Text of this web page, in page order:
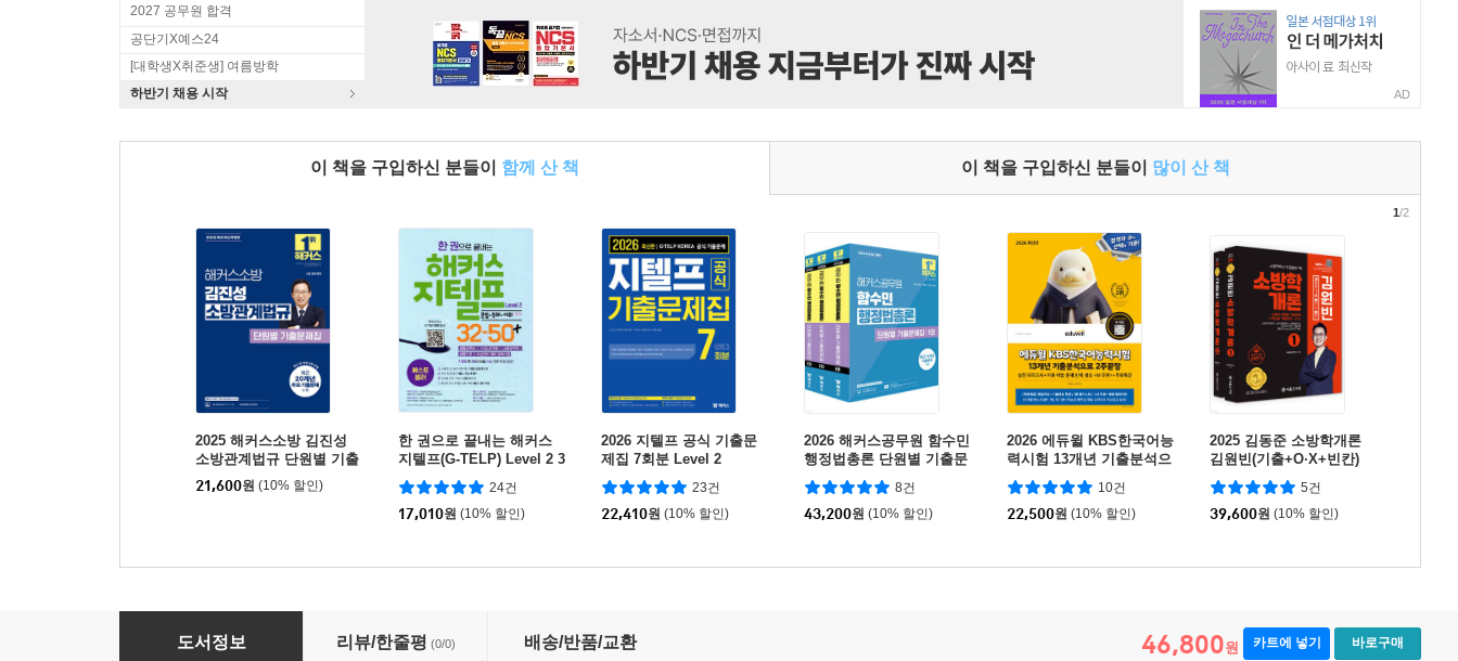
2027 공무원 합격
공단기X예스24
[대학생X취준생] 여름방학
하반기 채용 시작
AD
이 책을 구입하신 분들이 함께 산 책 이 책을 구입하신 분들이 많이 산 책
2025 해커스소방 김진성
소방관계법규 단원별 기출
문제집
21,600원 (10% 할인)
한 권으로 끝내는 해커스
지텔프(G-TELP) Level 2 3
2-50+ [문법+독해+어휘]
(레벨 2)
24건
17,010원 (10% 할인)
2026 지텔프 공식 기출문
제집 7회분 Level 2
23건
22,410원 (10% 할인)
2026 해커스공무원 함수민
행정법총론 단원별 기출문
제집
8건
43,200원 (10% 할인)
2026 에듀윌 KBS한국어능
력시험 13개년 기출분석으
로 2주끝장
10건
22,500원 (10% 할인)
2025 김동준 소방학개론
김원빈(기출+O·X+빈칸)
5건
39,600원 (10% 할인)
1/2
2025 해커스소방 김진성 소방관계법규 기본서
도서정보 리뷰/한줄평 (0/0) 배송/반품/교환 46,800원 카트에 넣기 바로구매